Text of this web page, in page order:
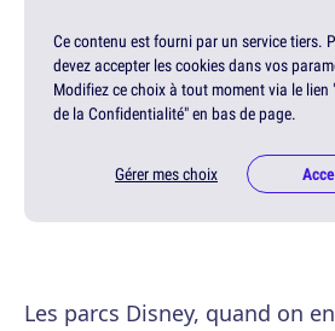
Ce contenu est fourni par un service tiers.
devez accepter les cookies dans vos
Modifiez ce choix à tout moment via le lien
de la Confidentialité" en bas de page.
Gérer mes choix
Les parcs Disney, quand on